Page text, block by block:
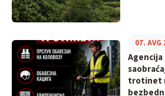
trotinet
07. AVG